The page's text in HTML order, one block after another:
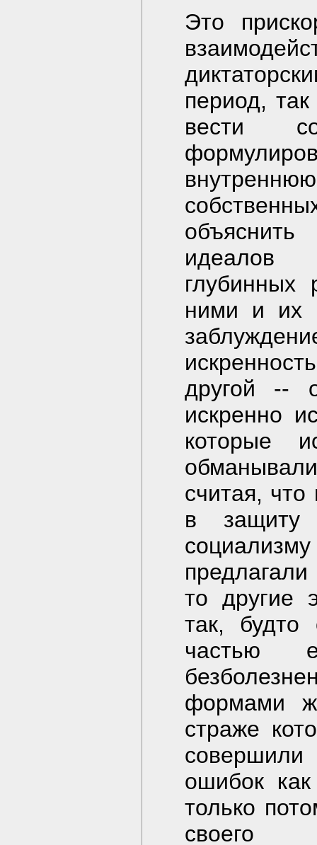
Это
период,
вести
идеалов
глубинных
ними и их
другой --
искренно
которые
считая,
в защиту
то другие
так, будто
частью
формами
страже
ошибок
только
своего